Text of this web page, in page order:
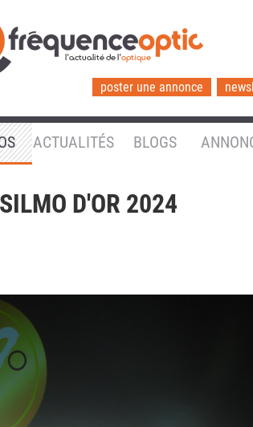
l'actualité de l'optique
poster une annonce
ACTUALITÉS BLOGS
D'OR 2024